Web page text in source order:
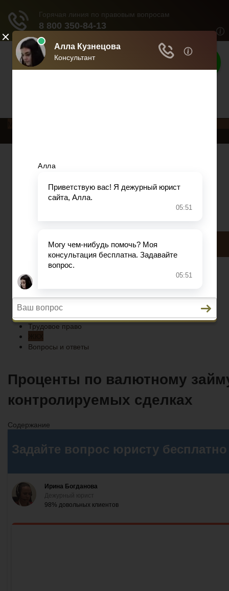
Консультация
Кредитование
Пенсионное страхование
ЖКХ
Вопросы и ответы
Главная
Кредитование
Пенсионное страхование
Трудовое право
Вопросы и ответы
Проценты по валютному
контролируемых сделках
Содержание